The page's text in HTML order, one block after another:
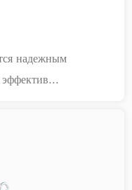
надежным